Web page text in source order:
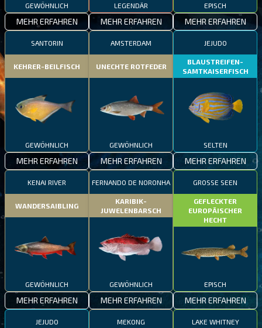
GEWÖHNLICH
MEHR ERFAHREN
LEGENDÄR
MEHR ERFAHREN
EPISCH
MEHR ERFAHREN
SANTORIN
KEHRER-BEILFISCH
GEWÖHNLICH
MEHR ERFAHREN
AMSTERDAM
UNECHTE ROTFEDER
GEWÖHNLICH
MEHR ERFAHREN
JEJUDO
BLAUSTREIFEN-
SAMTKAISERFISCH
SELTEN
MEHR ERFAHREN
KENAI RIVER
WANDERSAIBLING
GEWÖHNLICH
MEHR ERFAHREN
FERNANDO DE NORONHA
KARIBIK-
JUWELENBARSCH
GEWÖHNLICH
MEHR ERFAHREN
GROSSE SEEN
GEFLECKTER
EUROPÄISCHER
HECHT
EPISCH
MEHR ERFAHREN
JEJUDO MEKONG LAKE WHITNEY